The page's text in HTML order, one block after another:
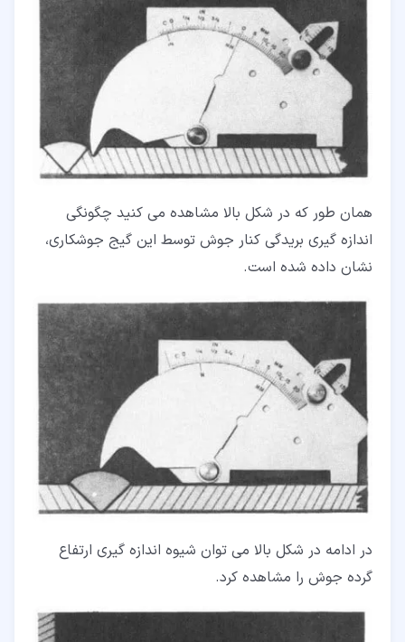
همان طور که در شکل بالا مشاهده می­ کنید چگونگی
اندازه ­گیری بریدگی کنار جوش توسط این گیج جوشکاری،
نشان داده شده است.
در ادامه در شکل بالا می ­توان شیوه اندازه­ گیری ارتفاع
گرده جوش را مشاهده کرد.